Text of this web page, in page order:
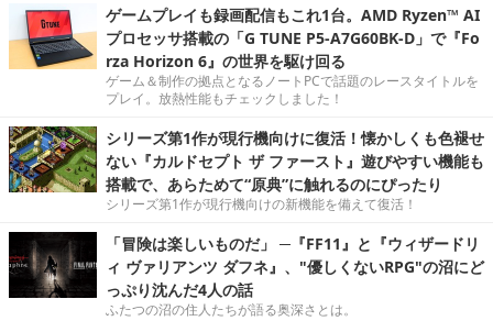
ゲームプレイも録画配信もこれ1台。AMD Ryzen™ AI
プロセッサ搭載の「G TUNE P5-A7G60BK-D」で『Fo
rza Horizon 6』の世界を駆け回る
ゲーム＆制作の拠点となるノートPCで話題のレースタイトルを
プレイ。放熱性能もチェックしました！
シリーズ第1作が現行機向けに復活！懐かしくも色褪せ
ない『カルドセプト ザ ファースト』遊びやすい機能も
搭載で、あらためて“原典”に触れるのにぴったり
シリーズ第1作が現行機向けの新機能を備えて復活！
「冒険は楽しいものだ」 ─『FF11』と『ウィザードリ
ィ ヴァリアンツ ダフネ』、"優しくないRPG"の沼にど
っぷり沈んだ4人の話
ふたつの沼の住人たちが語る奥深さとは。